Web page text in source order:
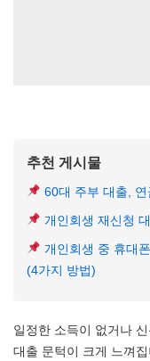
추천 게시물
60대 주부 대출,
개인회생 재신청
개인회생 중 휴대
(4가지 방법)
일정한 소득이 없거나
대출 문턱이 크게 느껴